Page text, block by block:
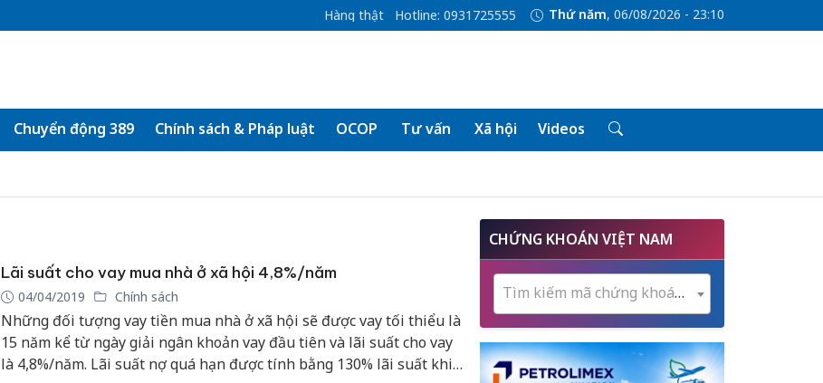
Hàng thật Hotline: 0931725555 Thứ năm, 06/08/2026 - 23:10
Chuyển động 389 Chính sách & Pháp luật OCOP Tư vấn Xã hội Videos
Lãi suất cho vay mua nhà ở xã hội 4,8%/năm
04/04/2019 Chính sách
Những đối tượng vay tiền mua nhà ở xã hội sẽ được vay tối thiểu là
15 năm kể từ ngày giải ngân khoản vay đầu tiên và lãi suất cho vay
là 4,8%/năm. Lãi suất nợ quá hạn được tính bằng 130% lãi suất khi
CHỨNG KHOÁN VIỆT NAM
Tìm kiếm mã chứng khoán...